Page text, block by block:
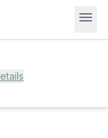
menu